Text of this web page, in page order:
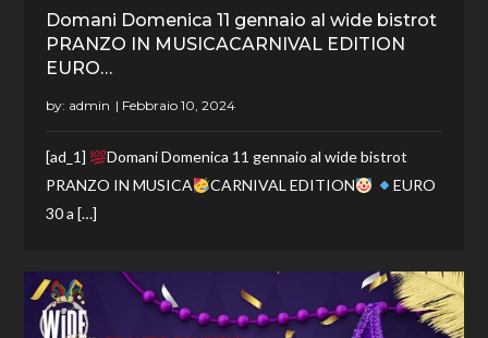
Domani Domenica 11 gennaio al wide bistrot
PRANZO IN MUSICACARNIVAL EDITION
EURO…
by: admin
[ad_1]
Domani Domenica 11 gennaio al wide bistrot
PRANZO IN MUSICA
CARNIVAL EDITION
EURO
30 a […]